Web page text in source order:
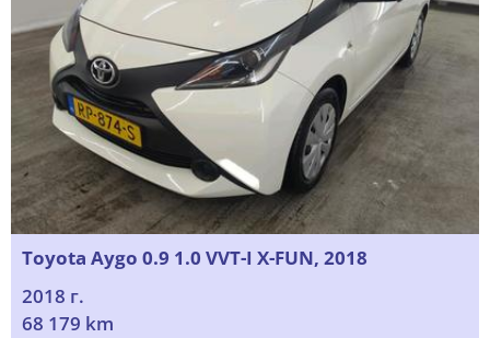
Toyota Aygo 0.9 1.0 VVT-I X-FUN, 2018
2018 г.
68 179 km